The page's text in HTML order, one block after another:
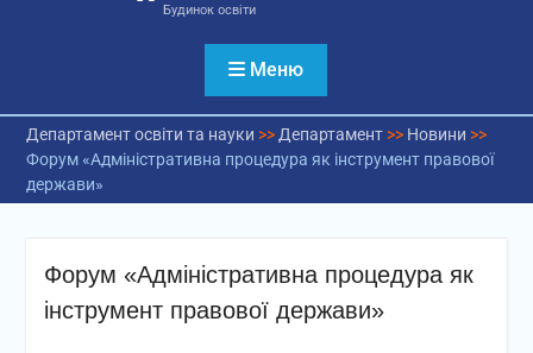
Будинок освіти
Меню
Департамент освіти та науки >> Департамент>> Новини >>
Форум «Адміністративна процедура як інструмент правової
держави»
Форум «Адміністративна процедура як
інструмент правової держави»